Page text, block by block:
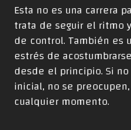
Esta no es una carrera
trata de seguir el ritmo
de control. También es
estrés de
desde el principio. Si
inicial, no se
cualquier momento.